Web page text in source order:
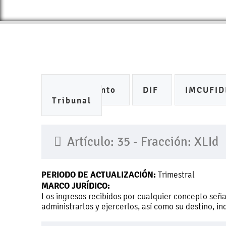
Ayuntamiento DIF
Tribunal
Artículo: 35 - Fracción: XLId
PERIODO DE ACTUALIZACIÓN: Trimestral
MARCO JURÍDICO:
Los ingresos recibidos por cualquier concepto
administrarlos y ejercerlos, así como su destino,